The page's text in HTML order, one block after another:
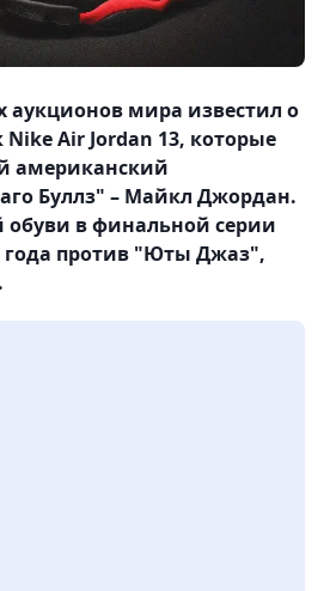
аукционов мира известил о
Air Jordan 13, которые
американский
Буллз" – Майкл Джордан.
обуви в финальной серии
года против "Юты Джаз",